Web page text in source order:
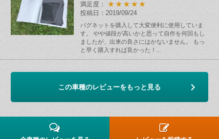
満足度： ★★★★★
投稿日：2019/09/24
バグネットを購入して大変便利に使用していま
す。 やや値段が高いかと思って自作を何回もし
ましたが、出来の良さにはかないません。 もっ
と早く購入すれば良かった！...
この車種のレビューをもっと見る